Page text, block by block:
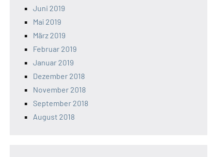
Juni 2019
Mai 2019
März 2019
Februar 2019
Januar 2019
Dezember 2018
November 2018
September 2018
August 2018